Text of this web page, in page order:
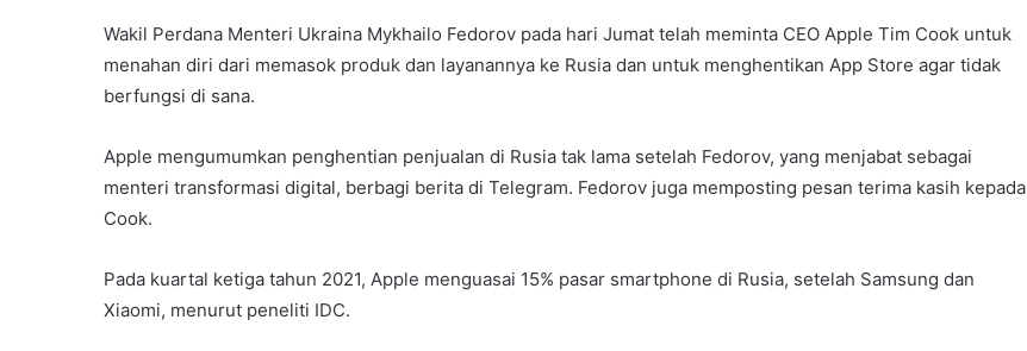
Wakil Perdana Menteri Ukraina Mykhailo Fedorov pada hari Jumat telah meminta CEO Apple Tim Cook untuk
menahan diri dari memasok produk dan layanannya ke Rusia dan untuk menghentikan App Store agar tidak
berfungsi di sana.
Apple mengumumkan penghentian penjualan di Rusia tak lama setelah Fedorov, yang menjabat sebagai
menteri transformasi digital, berbagi berita di Telegram. Fedorov juga memposting pesan terima kasih kepada
Cook.
Pada kuartal ketiga tahun 2021, Apple menguasai 15% pasar smartphone di Rusia, setelah Samsung dan
Xiaomi, menurut peneliti IDC.